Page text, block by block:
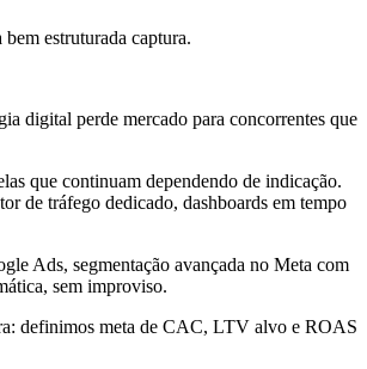
estruturada captura.
digital perde mercado para concorrentes que
que continuam dependendo de indicação.
de tráfego dedicado, dashboards em tempo
Ads, segmentação avançada no Meta com
sem improviso.
definimos meta de CAC, LTV alvo e ROAS